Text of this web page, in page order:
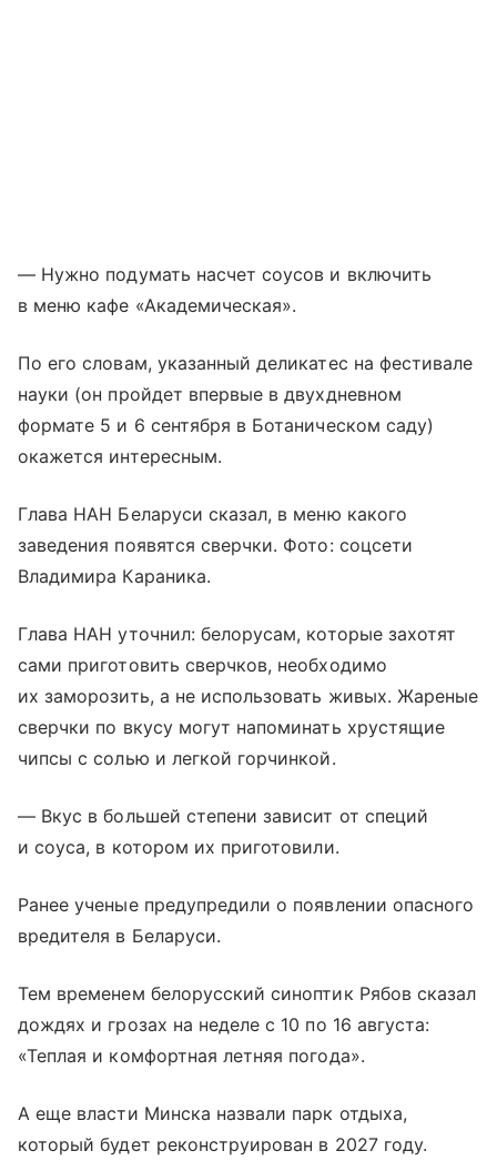
— Нужно подумать насчет соусов и включить
в меню кафе «Академическая».
По его словам, указанный деликатес на фестивале
науки (он пройдет впервые в двухдневном
формате 5 и 6 сентября в Ботаническом саду)
окажется интересным.
Глава НАН Беларуси сказал, в меню какого
заведения появятся сверчки. Фото: соцсети
Владимира Караника.
Глава НАН уточнил: белорусам, которые захотят
сами приготовить сверчков, необходимо
их заморозить, а не использовать живых. Жареные
сверчки по вкусу могут напоминать хрустящие
чипсы с солью и легкой горчинкой.
— Вкус в большей степени зависит от специй
и соуса, в котором их приготовили.
Ранее ученые предупредили о появлении опасного
вредителя в Беларуси.
Тем временем белорусский синоптик Рябов сказал
дождях и грозах на неделе с 10 по 16 августа:
«Теплая и комфортная летняя погода».
А еще власти Минска назвали парк отдыха,
который будет реконструирован в 2027 году.